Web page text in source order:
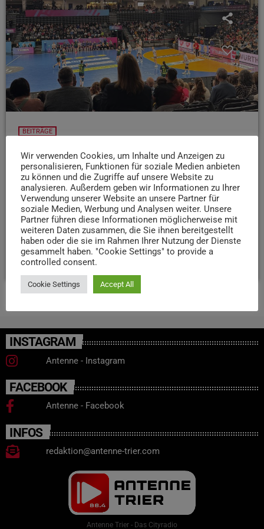
BEITRÄGE
Trier im Handball-Fieber: Das bedeutet die WM
für die Stadt
Trier war Austragungsort der Frauen-Handball-WM und die
Stimmung in der SWT-Arena war richtig gut.
Bürgermeisterin Elvira Garbes hat die Verantwortlichen
und die Teams zu einem Empfang in die SWT Arena
eingeladen - und wir waren dabei
today 2. DEZEMBER 2025 41 1
INSTAGRAM
Antenne - Instagram
FACEBOOK
Antenne - Facebook
INFOS
redaktion@antenne-trier.com
Antenne Trier - Das Cityradio
Wir verwenden Cookies, um Inhalte und Anzeigen zu
personalisieren, Funktionen für soziale Medien anbieten
zu können und die Zugriffe auf unsere Website zu
analysieren. Außerdem geben wir Informationen zu Ihrer
Verwendung unserer Website an unsere Partner für
soziale Medien, Werbung und Analysen weiter. Unsere
Partner führen diese Informationen möglicherweise mit
weiteren Daten zusammen, die Sie ihnen bereitgestellt
haben oder die sie im Rahmen Ihrer Nutzung der Dienste
gesammelt haben. "Cookie Settings" to provide a
controlled consent.
Cookie Settings Accept All